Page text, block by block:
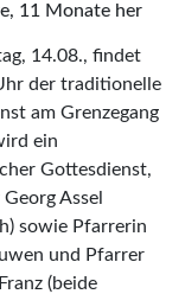
11 Monate her
14.08., findet
der traditionelle
am Grenzegang
ein
Gottesdienst,
Assel
sowie Pfarrerin
und Pfarrer
(beide